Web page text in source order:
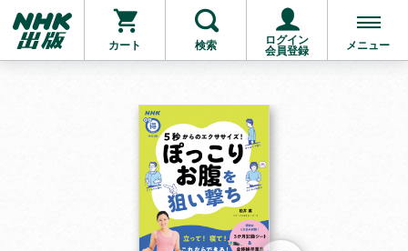
カート 検索
ログイン
会員登録
メニュー
お支払いに進む
他にも商品を買う